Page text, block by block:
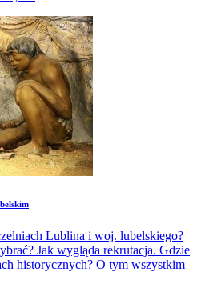
Lublina i woj. lubelskiego?
Jak wygląda rekrutacja. Gdzie
historycznych? O tym wszystkim